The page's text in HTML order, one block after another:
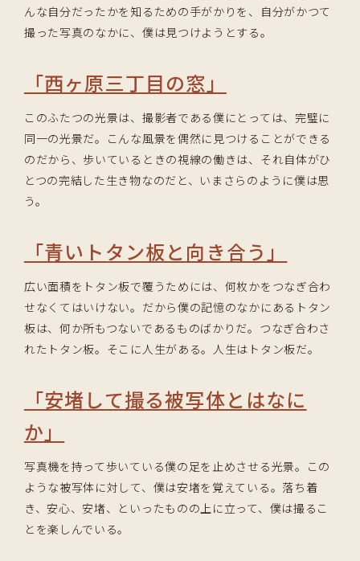
んな自分だったかを知るための手がかりを、自分がかつて
撮った写真のなかに、僕は見つけようとする。
「西ヶ原三丁目の窓」
このふたつの光景は、撮影者である僕にとっては、完璧に
同一の光景だ。こんな風景を偶然に見つけることができる
のだから、歩いているときの視線の働きは、それ自体がひ
とつの完結した生き物なのだと、いまさらのように僕は思
う。
「青いトタン板と向き合う」
広い面積をトタン板で覆うためには、何枚かをつなぎ合わ
せなくてはいけない。だから僕の記憶のなかにあるトタン
板は、何か所もつないであるものばかりだ。つなぎ合わさ
れたトタン板。そこに人生がある。人生はトタン板だ。
「安堵して撮る被写体とはなに
か」
写真機を持って歩いている僕の足を止めさせる光景。この
ような被写体に対して、僕は安堵を覚えている。落ち着
き、安心、安堵、といったものの上に立って、僕は撮るこ
とを楽しんでいる。